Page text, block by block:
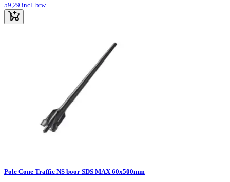
59,29 incl. btw
Pole Cone Traffic NS boor SDS MAX 60x500mm